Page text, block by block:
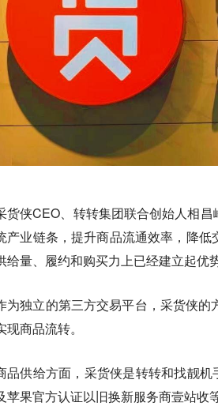
货侠CEO、转转集团联合创始人相
产业链条，提升商品流通效率，降
给量、履约和购买力上已经建立起优势
为独立的第三方交易平台，采货侠
现商品流转。
品供给方面，采货侠是转转和找靓
苹果官方认证以旧换新服务商壹站